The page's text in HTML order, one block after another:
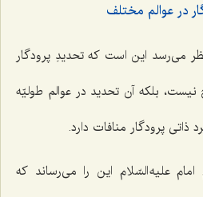
در عوالم مختلف
می‌رسد این است که تحدیدِ پرودگار
بلکه آن تحدید در عوالم طولیّه
پرودگار منافات دارد.
علیه السّلام این را می‌رساند که